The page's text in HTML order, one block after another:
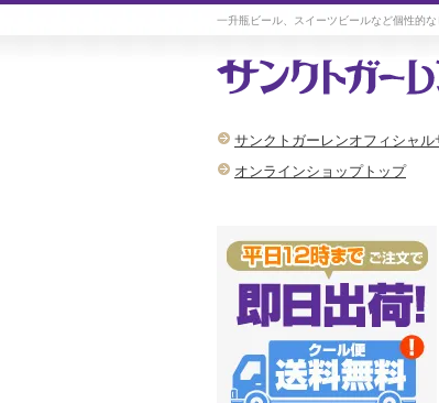
一升瓶ビール、スイーツビールなど個性的
サンクトガーレンオフィシャル
オンラインショップトップ